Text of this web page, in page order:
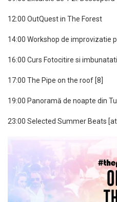
12:00 OutQuest in The Forest
14:00 Workshop de improvizatie
16:00 Curs Fotocitire si
17:00 The Pipe on the roof [8]
19:00 Panoramă de noapte din
23:00 Selected Summer Beats